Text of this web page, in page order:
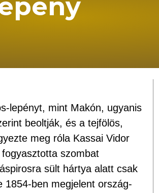
lepényt, mint Makón, ugyanis
beoltják, és a tejfölös,
meg róla Kassai Vidor
szombat
sült hártya alatt csak
1854-ben megjelent ország-